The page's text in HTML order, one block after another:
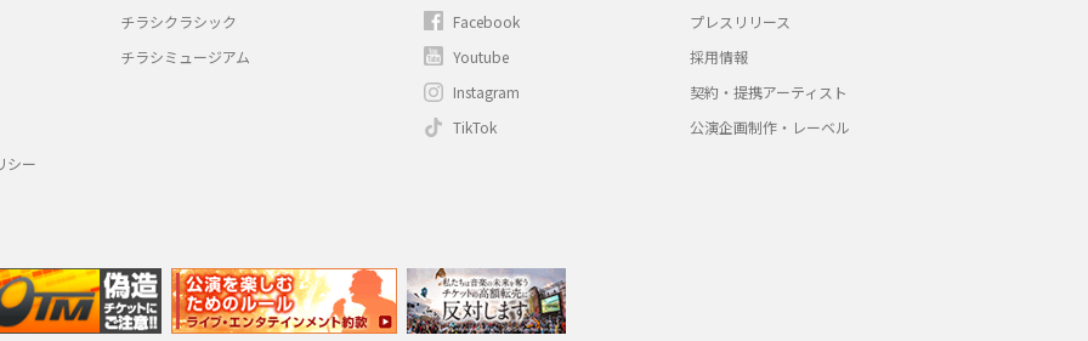
シー
チラシクラシック
チラシミュージアム
Facebook
Youtube
Instagram
TikTok
プレスリリース
採用情報
契約・提携アーティスト
公演企画制作・レーベル